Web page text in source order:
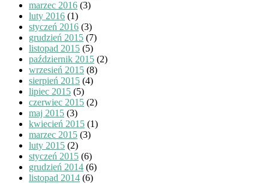
marzec 2016 (3)
luty 2016 (1)
styczeń 2016 (3)
grudzień 2015 (7)
listopad 2015 (5)
październik 2015 (2)
wrzesień 2015 (8)
sierpień 2015 (4)
lipiec 2015 (5)
czerwiec 2015 (2)
maj 2015 (3)
kwiecień 2015 (1)
marzec 2015 (3)
luty 2015 (2)
styczeń 2015 (6)
grudzień 2014 (6)
listopad 2014 (6)